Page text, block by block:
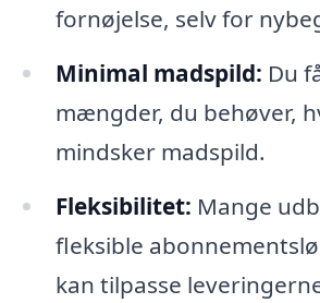
fornøjelse, selv for
Minimal madspild: Du
mængder, du behøver,
mindsker madspild.
Fleksibilitet: Mange
fleksible
kan tilpasse